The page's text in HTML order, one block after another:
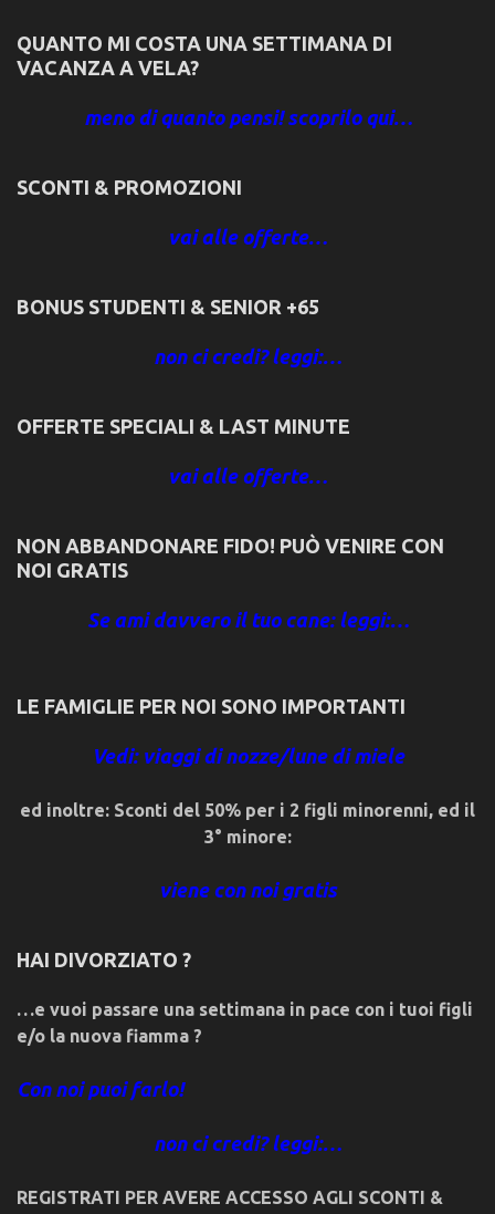
QUANTO MI COSTA UNA SETTIMANA DI
VACANZA A VELA?
meno di quanto pensi! scoprilo qui…
SCONTI & PROMOZIONI
vai alle offerte…
BONUS STUDENTI & SENIOR +65
non ci credi? leggi:…
OFFERTE SPECIALI & LAST MINUTE
vai alle offerte…
NON ABBANDONARE FIDO! PUÒ VENIRE CON
NOI GRATIS
Se ami davvero il tuo cane: leggi:…
LE FAMIGLIE PER NOI SONO IMPORTANTI
Vedi: viaggi di nozze/lune di miele
ed inoltre: Sconti del 50% per i 2 figli minorenni, ed il
3° minore:
viene con noi gratis
HAI DIVORZIATO ?
…e vuoi passare una settimana in pace con i tuoi figli
e/o la nuova fiamma ?
Con noi puoi farlo!
non ci credi? leggi:…
REGISTRATI PER AVERE ACCESSO AGLI SCONTI &